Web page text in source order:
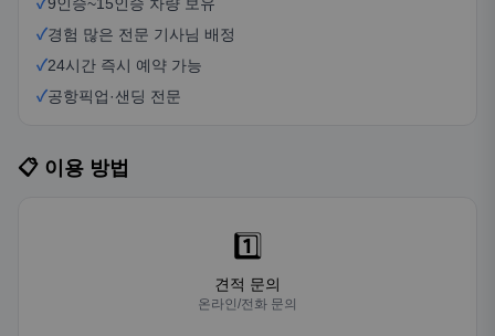
✓경험 많은 전문 기사님 배정
✓24시간 즉시 예약 가능
✓공항픽업·샌딩 전문
📋 이용 방법
1️⃣
견적 문의
온라인/전화 문의